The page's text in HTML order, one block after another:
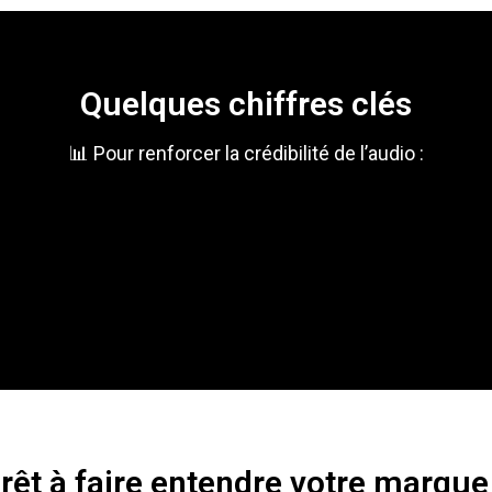
Quelques chiffres clés
📊 Pour renforcer la crédibilité de l’audio :
à faire entendre votre